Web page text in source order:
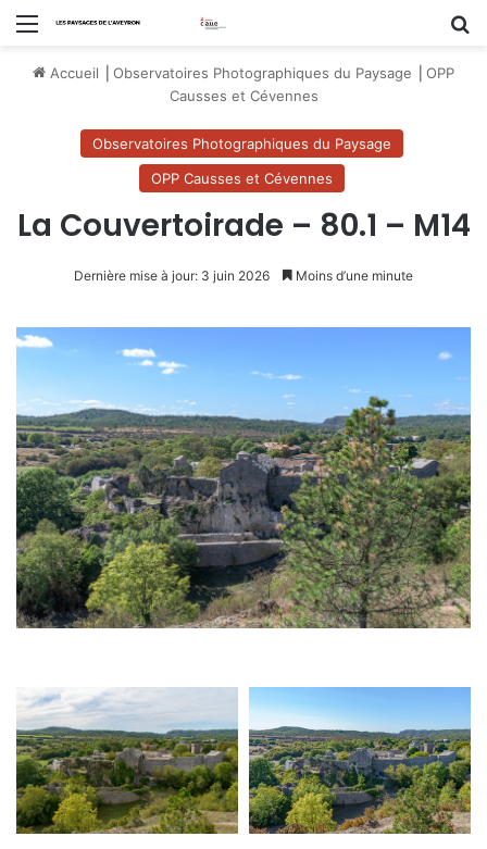
Menu
Accueil Observatoires Photographiques du Paysage
OPP
Causses et Cévennes
Observatoires Photographiques du Paysage
OPP Causses et Cévennes
La Couvertoirade – 80.1 – M14
Dernière mise à jour: 3 juin 2026 Moins d’une minute